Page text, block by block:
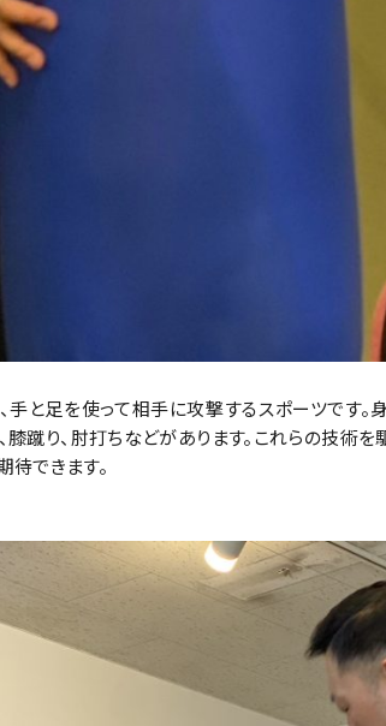
手と足を使って相手に攻撃するスポーツです
膝蹴り、肘打ちなどがあります。これらの技術
できます。